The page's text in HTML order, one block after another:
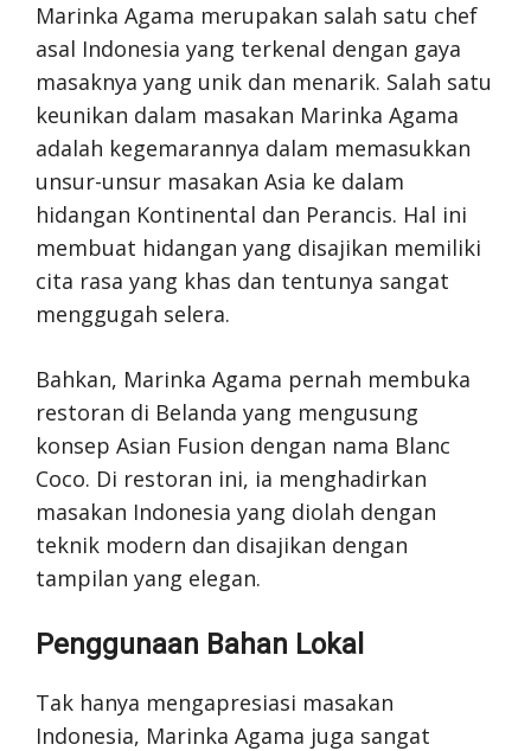
Marinka Agama merupakan salah satu chef
asal Indonesia yang terkenal dengan gaya
masaknya yang unik dan menarik. Salah satu
keunikan dalam masakan Marinka Agama
adalah kegemarannya dalam memasukkan
unsur-unsur masakan Asia ke dalam
hidangan Kontinental dan Perancis. Hal ini
membuat hidangan yang disajikan memiliki
cita rasa yang khas dan tentunya sangat
menggugah selera.
Bahkan, Marinka Agama pernah membuka
restoran di Belanda yang mengusung
konsep Asian Fusion dengan nama Blanc
Coco. Di restoran ini, ia menghadirkan
masakan Indonesia yang diolah dengan
teknik modern dan disajikan dengan
tampilan yang elegan.
Penggunaan Bahan Lokal
Tak hanya mengapresiasi masakan
Indonesia, Marinka Agama juga sangat